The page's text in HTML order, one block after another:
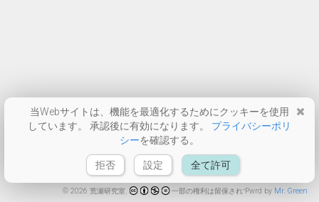
© 2026 荒瀬研究室. 一部の権利は留保されています。
Pwrd by Mr. Green
当Webサイトは、機能を最適化するためにクッキーを使用
しています。 承認後に有効になります。 プライバシーポリ
シーを確認する。
拒否 設定 全て許可